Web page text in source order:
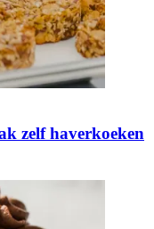
zelf haverkoeken